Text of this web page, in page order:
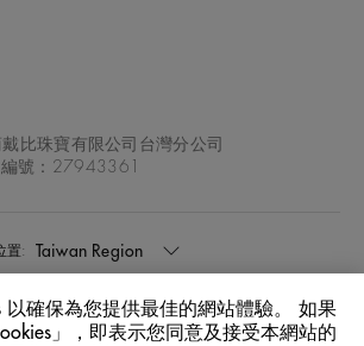
比珠寶有限公司台灣分公司
號：27943361
置: Taiwan Region
語言: 中文
以確保為您提供最佳的網站體驗。 如果
」，即表示您同意及接受本網站的